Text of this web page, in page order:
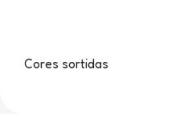
Cores sortidas